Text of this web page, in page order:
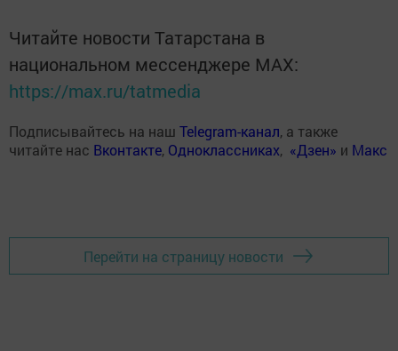
Читайте новости Татарстана в
национальном мессенджере MАХ:
https://max.ru/tatmedia
Подписывайтесь на наш Telegram-канал, а также
читайте нас Вконтакте, Одноклассниках, «Дзен» и Макс
Перейти на страницу новости